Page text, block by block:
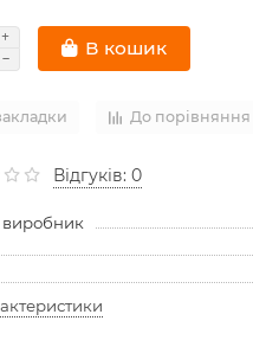
В кошик
До порівняння
Відгуків: 0
виробник